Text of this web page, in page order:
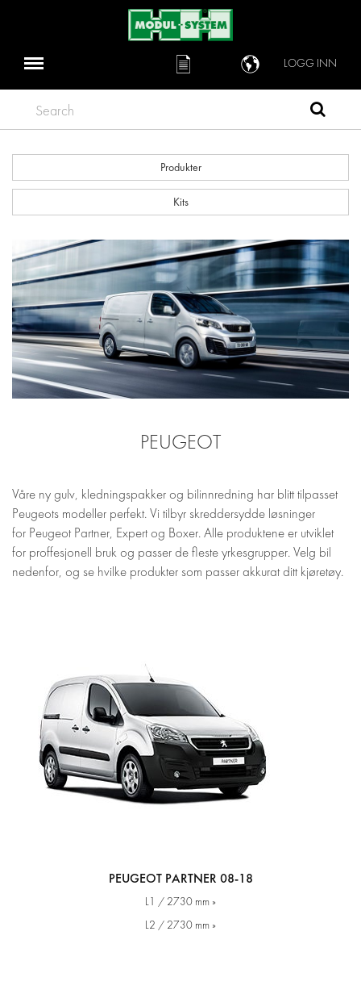
LOGG INN
Search
Produkter
Kits
PEUGEOT
Våre ny gulv, kledningspakker og bilinnredning har blitt tilpasset
Peugeots modeller perfekt. Vi tilbyr skreddersydde løsninger
for Peugeot Partner, Expert og Boxer. Alle produktene er utviklet
for proffesjonell bruk og passer de fleste yrkesgrupper. Velg bil
nedenfor, og se hvilke produkter som passer akkurat ditt kjøretøy.
PEUGEOT PARTNER 08-18
L1 / 2730 mm »
L2 / 2730 mm »